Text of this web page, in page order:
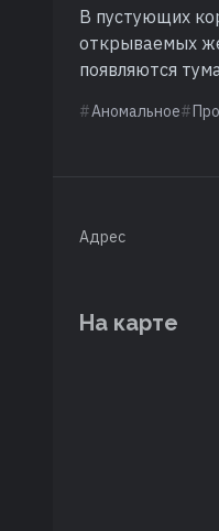
В пустующих
открываемых
появляются
Аномальное
Адрес
На карте